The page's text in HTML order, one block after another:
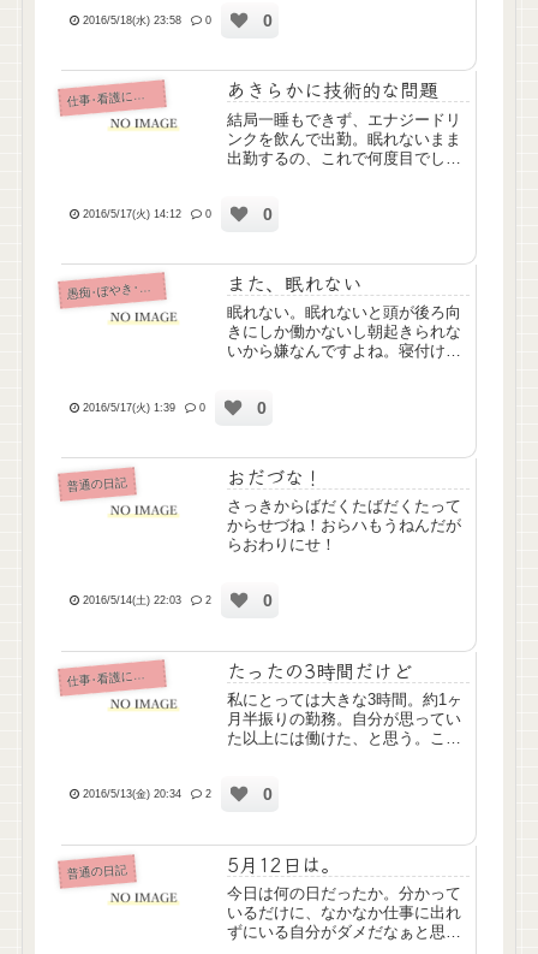
なんかをこんなに暖かく受け入れ
2016/5/18(水) 23:58 0 0
仕
事･看護について あきらかに技術的な問題
結局一睡もできず、エナジードリ
ンクを飲んで出勤。眠れないまま
出勤するの、これで何度目でしょ
求のやり方と、点滴の実際を教え
2016/5/17(火) 14:12 0 0
愚 痴･ぼやき･病み記事 また、眠れない
眠れない。眠れないと頭が後ろ向
きにしか働かないし朝起きられな
いから嫌なんですよね。寝付けな
2016/5/17(火) 1:39 0 0
普通の日記 おだづな！
さっきからばだくたばだくたって
からせづね！おらハもうねんだが
らおわりにせ！
2016/5/14(土) 22:03 2 0
仕
事･看護について たったの3時間だけど
私にとっては大きな3時間。約1ヶ
月半振りの勤務。自分が思ってい
た以上には働けた、と思う。これ
っと疲れたから、今晩はたぶん良
2016/5/13(金) 20:34 2 0
普通の日記 5月12日は。
今日は何の日だったか。分かって
いるだけに、なかなか仕事に出れ
ずにいる自分がダメだなぁと思う